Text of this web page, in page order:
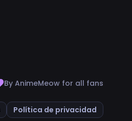
By AnimeMeow for all fans
Política de privacidad